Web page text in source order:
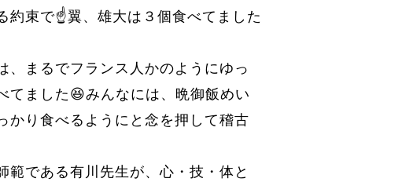
約束で☝翼、雄大は３個食べてました
、まるでフランス人かのようにゆっ
てました😆みんなには、晩御飯めい
かり食べるようにと念を押して稽古
範である有川先生が、心・技・体と